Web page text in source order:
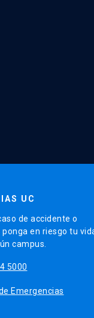
UC
de accidente o
en riesgo tu
campus.
5000
Emergencias